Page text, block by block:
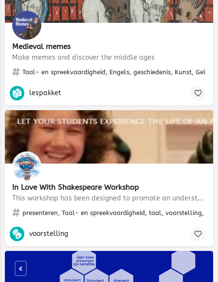
Medieval memes
Make memes and discover the middle ages
Taal- en spreekvaardigheid, Engels, geschiedenis, Kunst,
lespakket
In Love With Shakespeare Workshop
This workshop has been designed to promote an understanding and appreciation of the life, times and works of…
presenteren, Taal- en spreekvaardigheid, taal, voorstelling,
voorstelling
€